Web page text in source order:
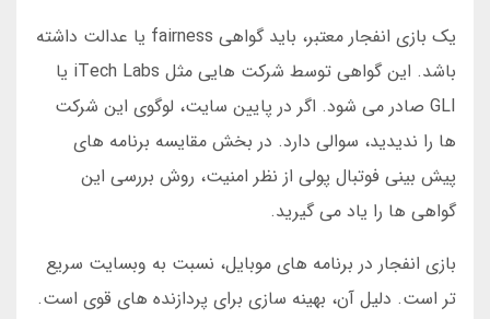
یک بازی انفجار معتبر، باید گواهی fairness یا عدالت داشته
باشد. این گواهی توسط شرکت هایی مثل iTech Labs یا
GLI صادر می شود. اگر در پایین سایت، لوگوی این شرکت
ها را ندیدید، سوالی دارد. در بخش مقایسه برنامه های
پیش بینی فوتبال پولی از نظر امنیت، روش بررسی این
گواهی ها را یاد می گیرید.
بازی انفجار در برنامه های موبایل، نسبت به وبسایت سریع
تر است. دلیل آن، بهینه سازی برای پردازنده های قوی است.